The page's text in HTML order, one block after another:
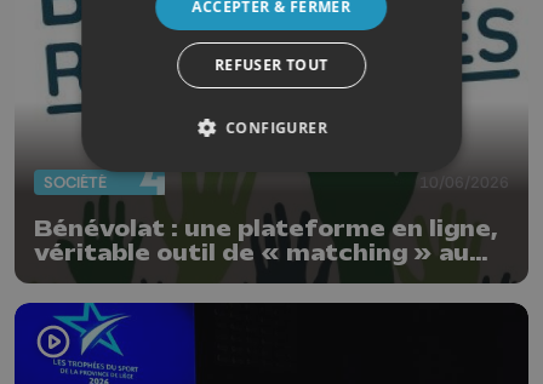
SOCIÉTÉ 10/06/2026
Bénévolat : une plateforme en ligne,
véritable outil de « matching » au
service du tissu local
ACCEPTER & FERMER
REFUSER TOUT
CONFIGURER